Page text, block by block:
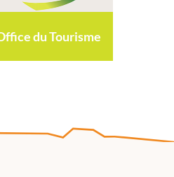
du Tourisme